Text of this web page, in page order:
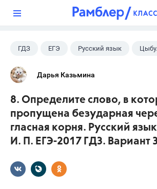
ГДЗ ЕГЭ Русский язык
Дарья Казьмина
8. Определите слово, в
пропущена безударная
гласная корня. Русский
И. П. ЕГЭ-2017 ГДЗ. Вариант